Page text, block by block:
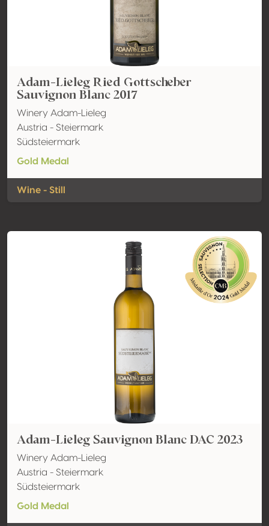
Adam-Lieleg Ried Gottscheber
Sauvignon Blanc 2017
Winery Adam-Lieleg
Austria - Steiermark
Südsteiermark
Gold Medal
Wine - Still
Adam-Lieleg Sauvignon Blanc DAC 2023
Winery Adam-Lieleg
Austria - Steiermark
Südsteiermark
Gold Medal